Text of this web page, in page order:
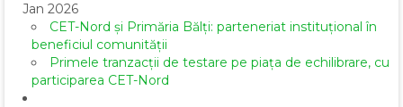
Jan 2026
CET-Nord și Primăria Bălți: parteneriat instituțional în
beneficiul comunității
Primele tranzacții de testare pe piața de echilibrare, cu
participarea CET-Nord